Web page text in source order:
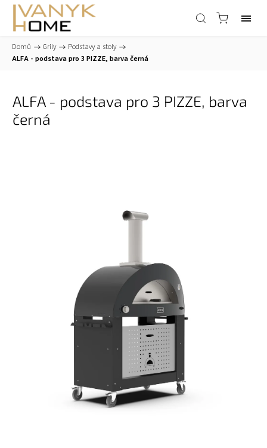
Domů / Grily / Podstavy a stoly /
ALFA - podstava pro 3 PIZZE, barva černá
ALFA - podstava pro 3 PIZZE, barva
černá